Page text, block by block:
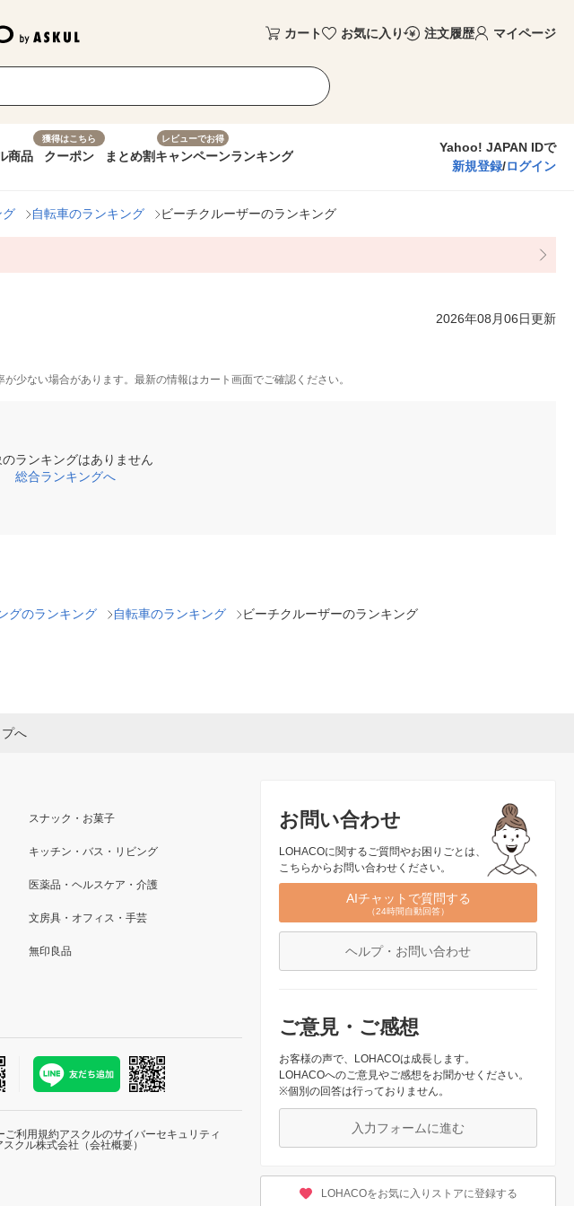
カート お気に入り 注文履歴 マイページ
商品
獲得はこちら
クーポン まとめ割
レビューでお得
キャンペーンランキング
Yahoo! JAPAN IDで
新規登録/ログイン
グ 自転車のランキング ビーチクルーザーのランキング
2026年08月06日更新
少ない場合があります。最新の情報はカート画面でご確認ください。
ランキングはありません
総合ランキングへ
グのランキング 自転車のランキング ビーチクルーザーのランキング
へ
お問い合わせ
LOHACOに関するご質問やお困りごとは、
こちらからお問い合わせください。
AIチャットで質問する
（24時間自動回答）
ヘルプ・お問い合わせ
ご意見・ご感想
お客様の声で、LOHACOは成長します。
LOHACOへのご意見やご感想をお聞かせください。
※個別の回答は行っておりません。
入力フォームに進む
LOHACOをお気に入りストアに登録する
スナック・お菓子
キッチン・バス・リビング
医薬品・ヘルスケア・介護
文房具・オフィス・手芸
無印良品
ご利用規約アスクルのサイバーセキュリティ
スクル株式会社（会社概要）